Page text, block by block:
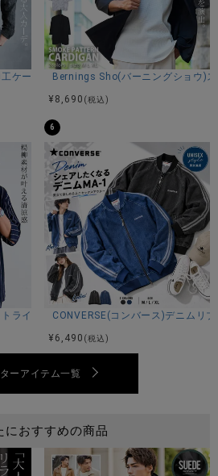
しているため丈夫でシワになりに
ためストレスフリーでの着用がで
やロンTと合わせることでキレイめに
影響により実際の商品と異なる場合
袖丈62
丈63
袖丈64
ケーブルカーディガン/全3色
Bernings Sho(バーニングショウ)
¥ 8,690 (税込)
ライプ7分袖ジャケット/全3色
6
CONVERSE(コンバース)デニムリ
¥ 6,490 (税込)
ーアイテム一覧
におすすめの商品